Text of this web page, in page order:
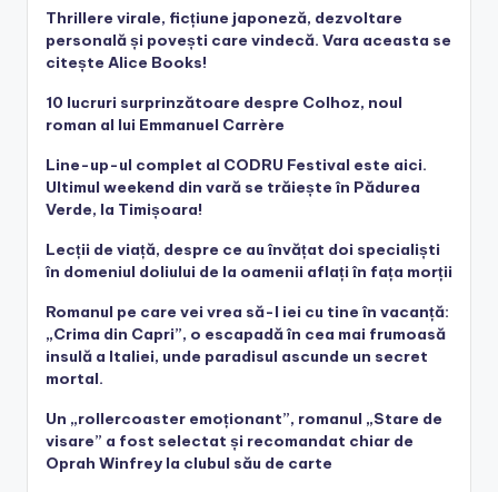
Thrillere virale, ficțiune japoneză, dezvoltare
personală și povești care vindecă. Vara aceasta se
citește Alice Books!
10 lucruri surprinzătoare despre Colhoz, noul
roman al lui Emmanuel Carrère
Line-up-ul complet al CODRU Festival este aici.
Ultimul weekend din vară se trăiește în Pădurea
Verde, la Timișoara!
Lecții de viață, despre ce au învățat doi specialiști
în domeniul doliului de la oamenii aflați în fața morții
Romanul pe care vei vrea să-l iei cu tine în vacanță:
„Crima din Capri”, o escapadă în cea mai frumoasă
insulă a Italiei, unde paradisul ascunde un secret
mortal.
Un „rollercoaster emoționant”, romanul „Stare de
visare” a fost selectat și recomandat chiar de
Oprah Winfrey la clubul său de carte